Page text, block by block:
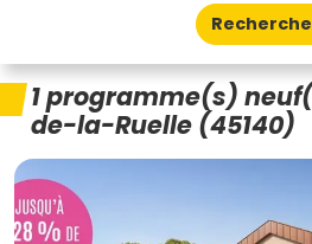
1 programme(s)
de-la-Ruelle (45140)